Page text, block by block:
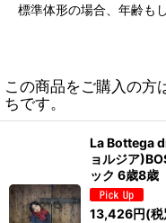
標準体形の場合、年齢も
この商品をご購入の方
ちです。
La Bottega
ョルジア
ック 6歳8歳
13,426円(税